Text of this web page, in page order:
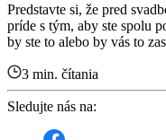
Predstavte si, že pred
príde s tým, aby ste spolu
by ste to alebo by vás to
3 min. čítania
Sledujte nás na: